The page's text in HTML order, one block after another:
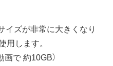
イズが非常に大きくなり
用します。
画で 約10GB）